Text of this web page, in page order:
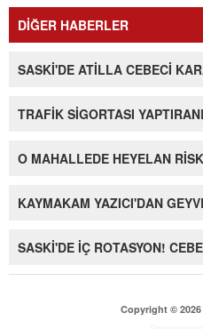
DİĞER HABERLER
SASKİ'DE ATİLLA CEBECİ
TRAFİK SİGORTASI
O MAHALLEDE HEYELAN
KAYMAKAM YAZICI'DAN
SASKİ'DE İÇ ROTASYON!
Copyright ©